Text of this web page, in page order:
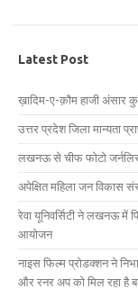
Latest Post
ख़ादिम-ए-क़ौम हाजी अंसार
उत्तर प्रदेश जिला मान्यता
लखनऊ से चीफ फोटो
अपेक्षित महिला जन विकास
रेवा यूनिवर्सिटी ने लखनऊ में
आयोजन
नाइस फिल्म प्रोडक्शन ने
और रनर अप को मिल रहा है